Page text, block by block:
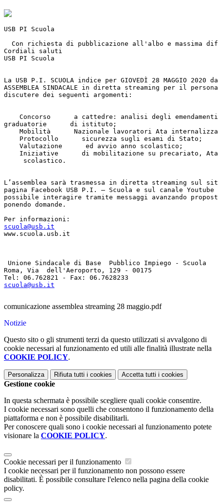
USB PI Scuola
Con richiesta di pubblicazione all'albo e massima
Cordiali saluti
USB PI Scuola
La USB P.I. SCUOLA indice per GIOVEDÌ 28 MAGGIO
ASSEMBLEA SINDACALE in diretta streaming per il
discutere dei seguenti argomenti:
Concorso      a cattedre: analisi degli
graduatorie      di istituto;
Mobilità      Nazionale lavoratori Ata
    Protocollo      sicurezza sugli esami di Stato;
    Valutazione      ed avvio anno scolastico;
Iniziative      di mobilitazione su precariato,
     scolastico.
L’assemblea sarà trasmessa in diretta streaming sul
pagina Facebook USB P.I. – Scuola e sul canale Youtube
possibile interagire tramite messaggi avanzando
ponendo domande.
scuola@usb.it
www.scuola.usb.it
Unione Sindacale di Base  Pubblico Impiego - Scuola
Roma, Via  dell'Aeroporto, 129 - 00175
scuola@usb.it
comunicazione assemblea streaming 28 maggio.pdf
Notizie
Questo sito o gli strumenti terzi da questo utilizzati si avvalgono di
cookie necessari al funzionamento ed utili alle finalità illustrate nella
COOKIE POLICY.
Personalizza Rifiuta tutti i cookies Accetta tutti i cookies
Gestione cookie
In questa schermata è possibile scegliere quali cookie consentire.
I cookie necessari sono quelli che consentono il funzionamento della
piattaforma e non è possibile disabilitarli.
Per conoscere quali sono i cookie necessari al funzionamento potete
visionare la COOKIE POLICY.
Cookie necessari per il funzionamento
I cookie necessari per il funzionamento non possono essere
disabilitati. È possibile consultare l'elenco nella pagina della cookie
policy.